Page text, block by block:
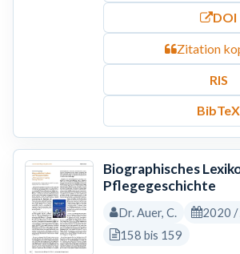
DOI
Zitation
RIS
BibTeX
Biographisches
Pflegegeschichte
Dr. Auer, C.
2020 /
158 bis 159